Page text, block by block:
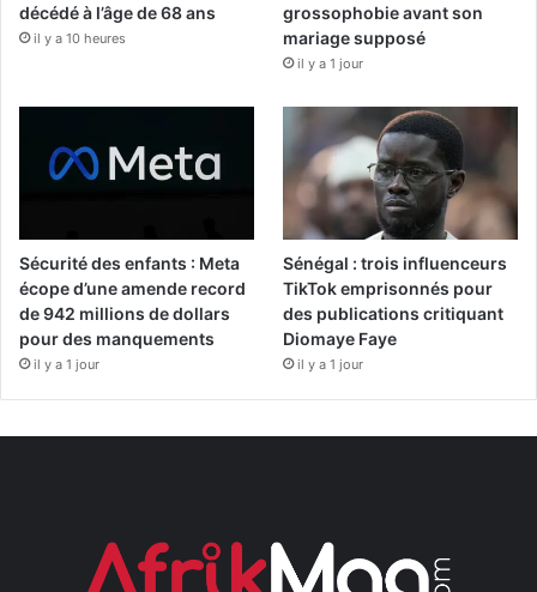
décédé à l’âge de 68 ans
il y a 10 heures
grossophobie avant son
mariage supposé
il y a 1 jour
Sécurité des enfants : Meta
écope d’une amende record
de 942 millions de dollars
pour des manquements
il y a 1 jour
Sénégal : trois influenceurs
TikTok emprisonnés pour
des publications critiquant
Diomaye Faye
il y a 1 jour